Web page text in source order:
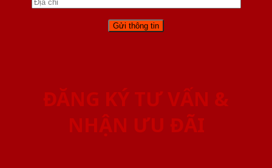
ĐĂNG KÝ TƯ VẤN &
NHẬN ƯU ĐÃI